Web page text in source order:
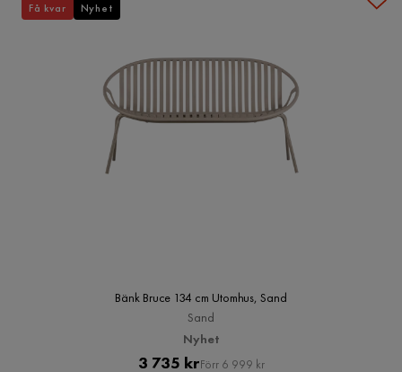
Bänk Bruce 134 cm Utomhus, Sand
Sand
Nyhet
Pris
3 735 krOriginal
Förr 6 999 kr
Få kvar Nyhet